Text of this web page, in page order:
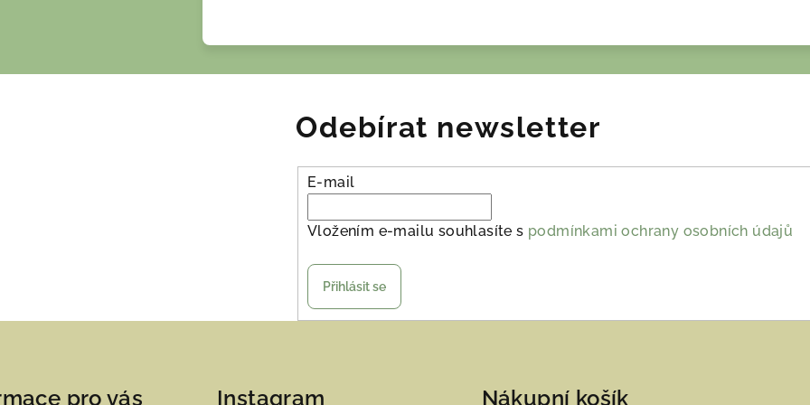
Odebírat newsletter
E-mail
Vložením e-mailu souhlasíte s podmínkami ochrany osobních údajů
Přihlásit se
pro vás Instagram Nákupní košík